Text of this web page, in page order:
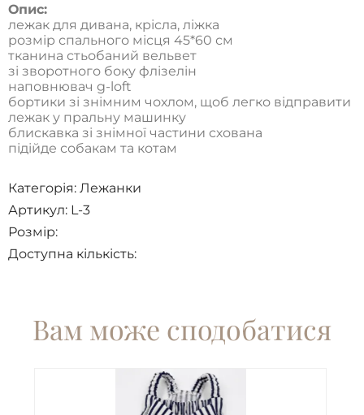
Опис:
лежак для дивана, крісла, ліжка
розмір спального місця 45*60 см
тканина стьобаний вельвет
зі зворотного боку флізелін
наповнювач g-loft
бортики зі знімним чохлом, щоб легко відправити
лежак у пральну машинку
блискавка зі знімної частини схована
підійде собакам та котам
Категорія: Лежанки
Артикул: L-3
Розмір:
Доступна кількість:
Вам може сподобатися